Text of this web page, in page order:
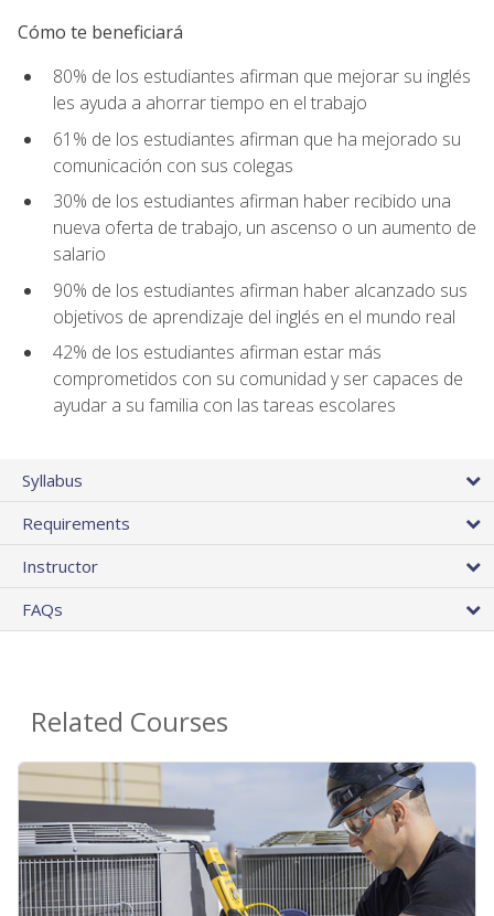
Cómo te beneficiará
80% de los estudiantes afirman que mejorar su inglés
les ayuda a ahorrar tiempo en el trabajo
61% de los estudiantes afirman que ha mejorado su
comunicación con sus colegas
30% de los estudiantes afirman haber recibido una
nueva oferta de trabajo, un ascenso o un aumento de
salario
90% de los estudiantes afirman haber alcanzado sus
objetivos de aprendizaje del inglés en el mundo real
42% de los estudiantes afirman estar más
comprometidos con su comunidad y ser capaces de
ayudar a su familia con las tareas escolares
Syllabus
Requirements
Instructor
FAQs
Related Courses